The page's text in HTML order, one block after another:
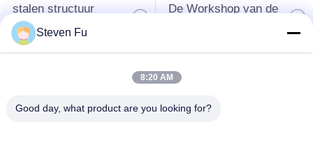
stalen structuur
magazijn
De Workshop van de
de staalstructuur
Steven Fu
8:20 AM
Good day, what product are you looking for?